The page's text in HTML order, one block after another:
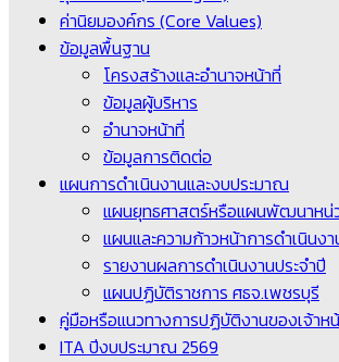
ค่านิยมองค์กร (Core Values)
ข้อมูลพื้นฐาน
โครงสร้างและอำนาจหน้าที่
ข้อมูลผู้บริหาร
อำนาจหน้าที่
ข้อมูลการติดต่อ
แผนการดำเนินงานและงบประมาณ
แผนยุทธศาสตร์หรือแผนพัฒนาหน่
แผนและความก้าวหน้าการดำเนินง
รายงานผลการดำเนินงานประจำปี
แผนปฏิบัติราชการ ศธจ.เพชรบุรี
คู่มือหรือแนวทางการปฏิบัติงานของเจ้าห
ITA ปีงบประมาณ 2569